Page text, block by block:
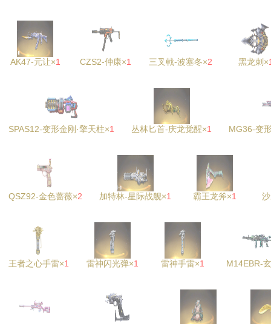
AK47-元让×1 CZS2-仲康×1 三叉戟-波塞冬×2 黑龙刺×
SPAS12-变形金刚·擎天柱×1 丛林匕首-庆龙觉醒×1 MG36-变
QSZ92-金色蔷薇×2 加特林-星际战舰×1 霸王龙斧×1
王者之心手雷×1 雷神闪光弹×1 雷神手雷×1 M14EBR-